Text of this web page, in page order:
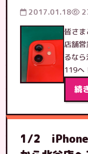
2017.01.18
皆さ
店舗
るな
119へ
続
1/2